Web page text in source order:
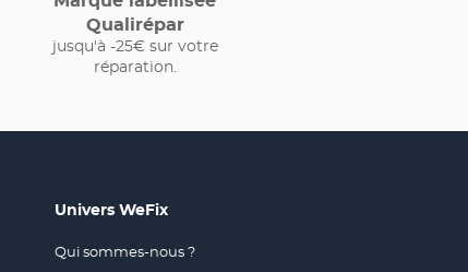
Qualirépar
jusqu'à -25€ sur votre
réparation.
Univers WeFix
Qui sommes-nous ?
(ouvre